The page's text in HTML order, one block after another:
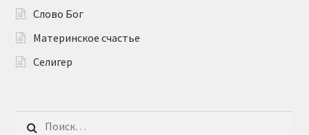
Слово Бог
Материнское счастье
Селигер
Найти: